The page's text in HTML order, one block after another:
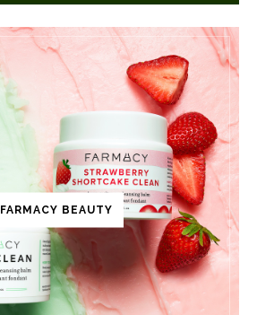
FARMACY BEAUTY